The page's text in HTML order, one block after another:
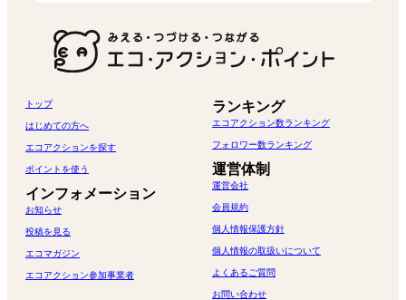
トップ
はじめての方へ
エコアクションを探す
ポイントを使う
インフォメーション
お知らせ
投稿を見る
エコマガジン
エコアクション参加事業者
ランキング
エコアクション数ランキング
フォロワー数ランキング
運営体制
運営会社
会員規約
個人情報保護方針
個人情報の取扱いについて
よくあるご質問
お問い合わせ